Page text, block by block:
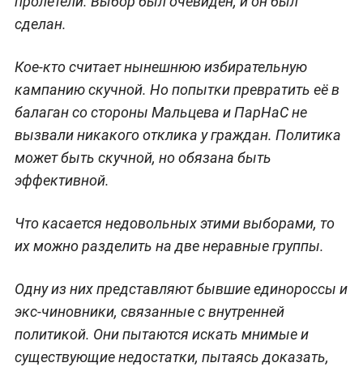
сделан.
Кое-кто считает нынешнюю избирательную
кампанию скучной. Но попытки превратить её в
балаган со стороны Мальцева и ПарНаС не
вызвали никакого отклика у граждан. Политика
может быть скучной, но обязана быть
эффективной.
Что касается недовольных этими выборами, то
их можно разделить на две неравные группы.
Одну из них представляют бывшие единороссы и
экс-чиновники, связанные с внутренней
политикой. Они пытаются искать мнимые и
существующие недостатки, пытаясь доказать,